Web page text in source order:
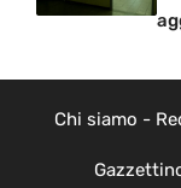
Chi siamo -